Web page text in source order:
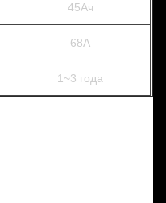
45Ач
68А
1~3 года